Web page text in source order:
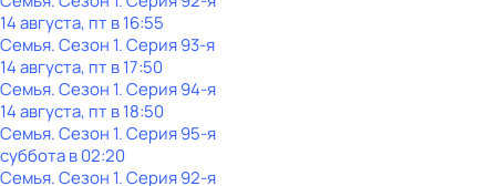
14 августа, пт в 16:55
Семья. Сезон 1. Серия 93-я
14 августа, пт в 17:50
Семья. Сезон 1. Серия 94-я
14 августа, пт в 18:50
Семья. Сезон 1. Серия 95-я
субботав02:20
Семья. Сезон 1. Серия 92-я